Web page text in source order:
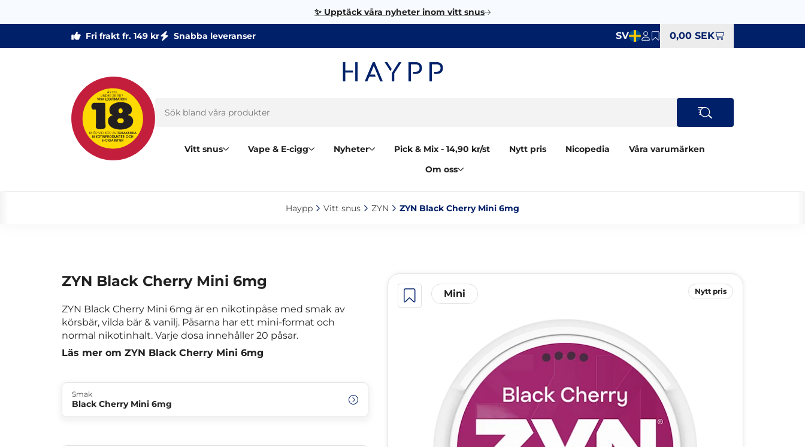
✨ Upptäck våra nyheter inom vitt snus
Fri frakt fr. 149 kr Snabba leveranser SV 0,00 SEK
Vitt snus Vape & E-cigg Nyheter Pick & Mix - 14,90 kr/st Nytt pris Nicopedia
Våra varumärken
Om oss
Haypp‎ Vitt snus‎ ZYN‎ ZYN Black Cherry Mini 6mg‎
Nytt pris
Mini
ZYN Black Cherry Mini 6mg
ZYN Black Cherry Mini 6mg är en nikotinpåse med smak av
körsbär, vilda bär & vanilj. Påsarna har ett mini-format och
normal nikotinhalt. Varje dosa innehåller 20 påsar.
Läs mer om ZYN Black Cherry Mini 6mg
Smak
Black Cherry Mini 6mg